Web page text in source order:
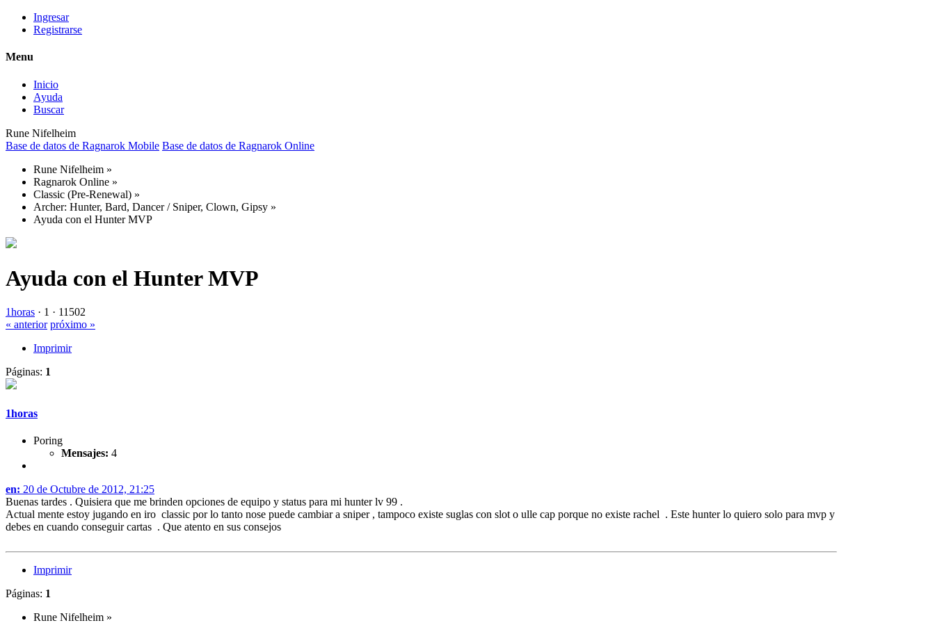
Ingresar
Registrarse
Menu
Inicio
Ayuda
Buscar
Rune Nifelheim
Base de datos de Ragnarok Mobile Base de datos de Ragnarok Online
Rune Nifelheim »
Ragnarok Online »
Classic (Pre-Renewal) »
Archer: Hunter, Bard, Dancer / Sniper, Clown, Gipsy »
Ayuda con el Hunter MVP
Ayuda con el Hunter MVP
1horas · 1 · 11502
« anterior próximo »
Imprimir
Páginas: 1
1horas
Poring
Mensajes: 4
en: 20 de Octubre de 2012, 21:25
Buenas tardes . Quisiera que me brinden opciones de equipo y status para mi hunter lv 99 .
Actual mente estoy jugando en iro classic por lo tanto nose puede cambiar a sniper , tampoco existe suglas con slot o ulle cap porque no existe rachel . Este hunter lo quiero solo para mvp y
debes en cuando conseguir cartas . Que atento en sus consejos
Imprimir
Páginas: 1
Rune Nifelheim »